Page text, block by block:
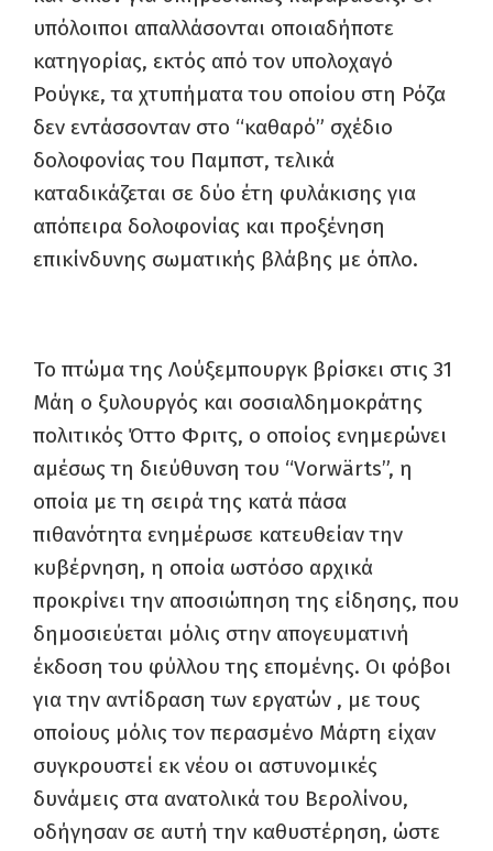
υπόλοιποι απαλλάσονται οποιαδήποτε
κατηγορίας, εκτός από τον υπολοχαγό
Ρούγκε, τα χτυπήματα του οποίου στη Ρόζα
δεν εντάσσονταν στο “καθαρό” σχέδιο
δολοφονίας του Παμπστ, τελικά
καταδικάζεται σε δύο έτη φυλάκισης για
απόπειρα δολοφονίας και προξένηση
επικίνδυνης σωματικής βλάβης με όπλο.
Το πτώμα της Λούξεμπουργκ βρίσκει στις 31
Μάη ο ξυλουργός και σοσιαλδημοκράτης
πολιτικός Όττο Φριτς, ο οποίος ενημερώνει
αμέσως τη διεύθυνση του “Vorwärts”, η
οποία με τη σειρά της κατά πάσα
πιθανότητα ενημέρωσε κατευθείαν την
κυβέρνηση, η οποία ωστόσο αρχικά
προκρίνει την αποσιώπηση της είδησης, που
δημοσιεύεται μόλις στην απογευματινή
έκδοση του φύλλου της επομένης. Οι φόβοι
για την αντίδραση των εργατών , με τους
οποίους μόλις τον περασμένο Μάρτη είχαν
συγκρουστεί εκ νέου οι αστυνομικές
δυνάμεις στα ανατολικά του Βερολίνου,
οδήγησαν σε αυτή την καθυστέρηση, ώστε